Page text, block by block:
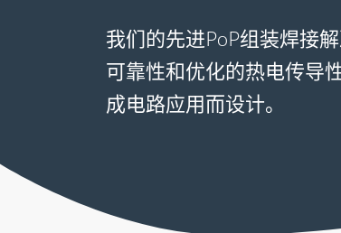
我们的先进PoP组装焊接
可靠性和优化的热电传导
成电路应用而设计。